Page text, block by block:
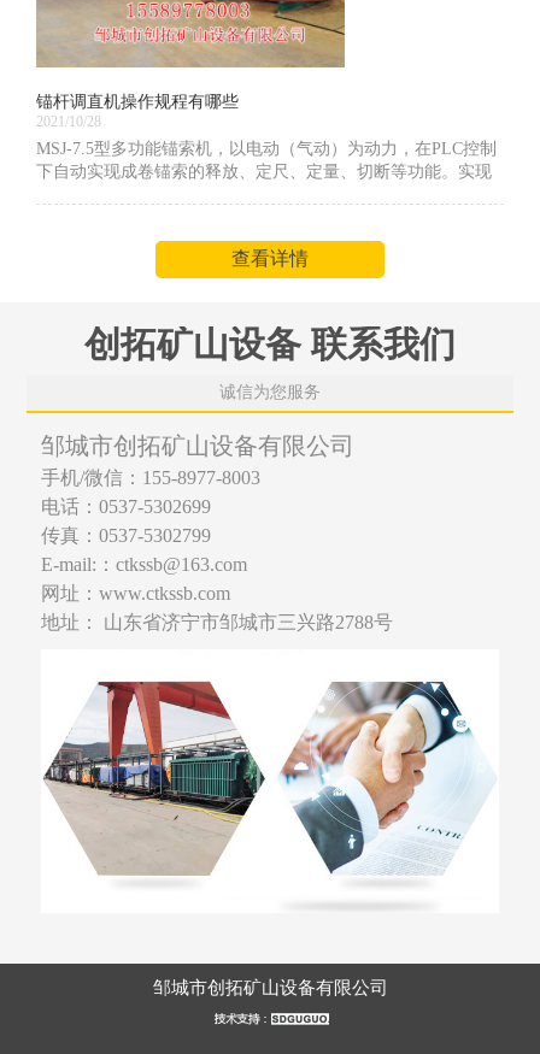
锚杆调直机操作规程有哪些
2021/10/28
MSJ-7.5型多功能锚索机，以电动（气动）为动力，在PLC控制
下自动实现成卷锚索的释放、定尺、定量、切断等功能。实现
给大家介绍下锚杆调直机操作规程有哪些
查看详情
创拓矿山设备 联系我们
诚信为您服务
邹城市创拓矿山设备有限公司
手机/微信：155-8977-8003
电话：0537-5302699
传真：0537-5302799
E-mail:：ctkssb@163.com
网址：www.ctkssb.com
地址： 山东省济宁市邹城市三兴路2788号
邹城市创拓矿山设备有限公司